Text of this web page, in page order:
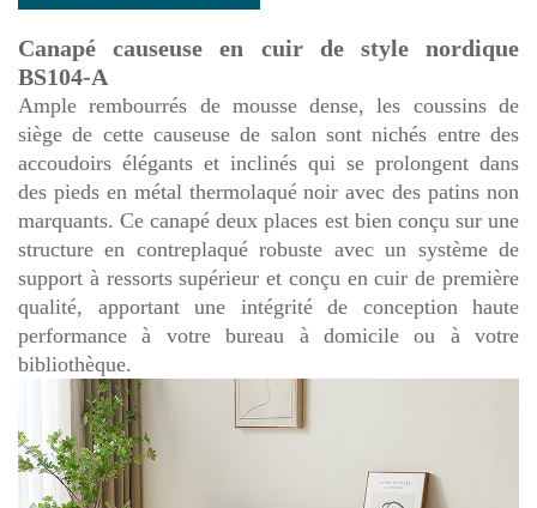
Canapé causeuse en cuir de style nordique
BS104-A
Ample rembourrés de mousse dense, les coussins de
siège de cette causeuse de salon sont nichés entre des
accoudoirs élégants et inclinés qui se prolongent dans
des pieds en métal thermolaqué noir avec des patins non
marquants. Ce canapé deux places est bien conçu sur une
structure en contreplaqué robuste avec un système de
support à ressorts supérieur et conçu en cuir de première
qualité, apportant une intégrité de conception haute
performance à votre bureau à domicile ou à votre
bibliothèque.